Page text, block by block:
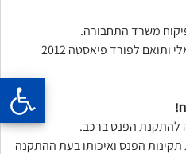
משרד התחבורה.
מיקום הפנס ברכב הינו אחורי שמאלי ותואם לפורד פיאסטה 2012
להתקנת הפנס ברכב.
הפנס ואיכותו בעת ההתקנה